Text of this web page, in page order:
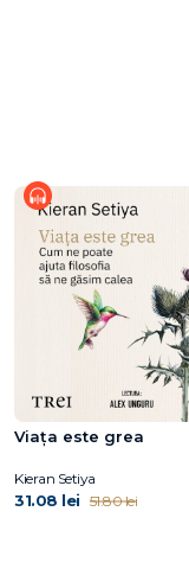
Viața este grea
Kieran Setiya
31.08 lei 51.80 lei